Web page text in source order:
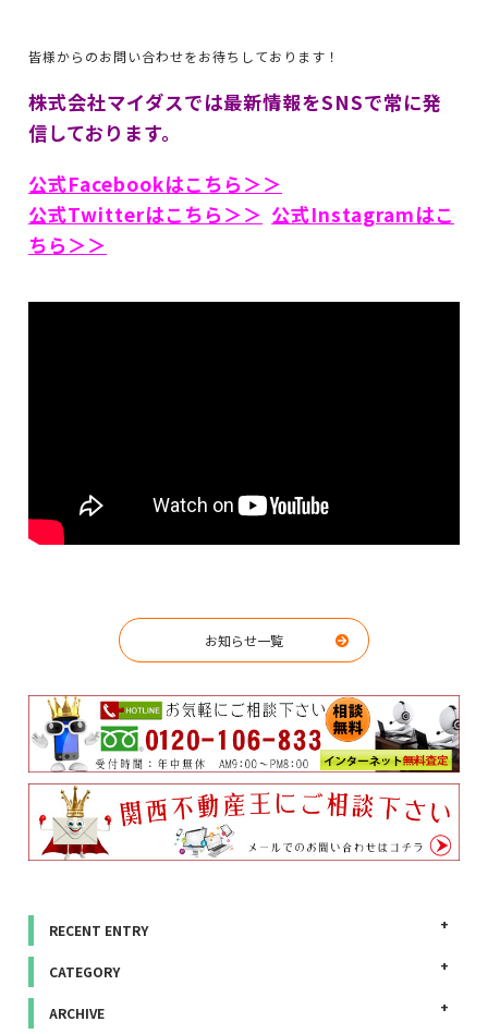
皆様からのお問い合わせをお待ちしております！
株式会社マイダスでは最新情報をSNSで常に発
信しております。
公式Facebookはこちら＞＞
公式Twitterはこちら＞＞ 公式Instagramはこ
ちら＞＞
お知らせ一覧
RECENT ENTRY
CATEGORY
ARCHIVE